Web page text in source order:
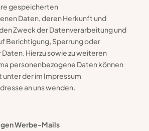
gespeicherten
Daten, deren Herkunft und
Zweck der Datenverarbeitung und
Berichtigung, Sperrung oder
Hierzu sowie zu weiteren
personenbezogene Daten können
unter der im Impressum
an uns wenden.
Werbe-Mails